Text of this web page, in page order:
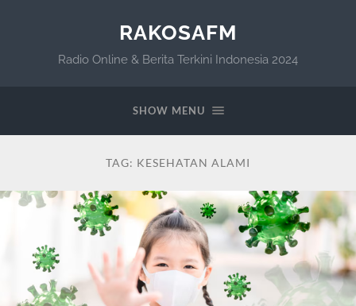
RAKOSAFM
Radio Online & Berita Terkini Indonesia 2024
SHOW MENU
TAG: KESEHATAN ALAMI